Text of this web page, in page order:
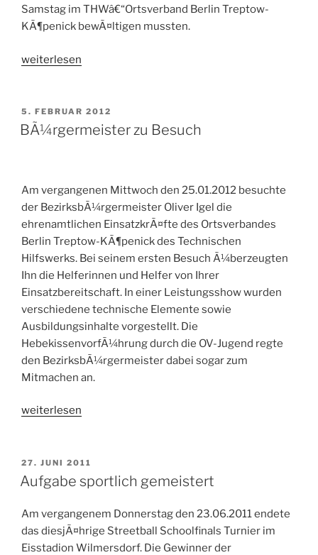
Samstag im THWâ€“Ortsverband Berlin Treptow-
KÃ¶penick bewÃ¤ltigen mussten.
„THW
(mit
Fotogalerie)“
weiterlesen
VERÖFFENTLICHT
AM
5. FEBRUAR 2012
BÃ¼rgermeister zu Besuch
Am vergangenen Mittwoch den 25.01.2012 besuchte
der BezirksbÃ¼rgermeister Oliver Igel die
ehrenamtlichen EinsatzkrÃ¤fte des Ortsverbandes
Berlin Treptow-KÃ¶penick des Technischen
Hilfswerks. Bei seinem ersten Besuch Ã¼berzeugten
Ihn die Helferinnen und Helfer von Ihrer
Einsatzbereitschaft. In einer Leistungsshow wurden
verschiedene technische Elemente sowie
Ausbildungsinhalte vorgestellt. Die
HebekissenvorfÃ¼hrung durch die OV-Jugend regte
den BezirksbÃ¼rgermeister dabei sogar zum
Mitmachen an.
„BÃ¼rgermeister
weiterlesen
VERÖFFENTLICHT
AM
27. JUNI 2011
Aufgabe sportlich gemeistert
Am vergangenem Donnerstag den 23.06.2011 endete
das diesjÃ¤hrige Streetball Schoolfinals Turnier im
Eisstadion Wilmersdorf. Die Gewinner der